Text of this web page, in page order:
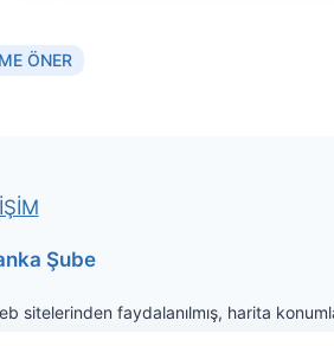
ÖNER
Şube
sitelerinden faydalanılmış, harita